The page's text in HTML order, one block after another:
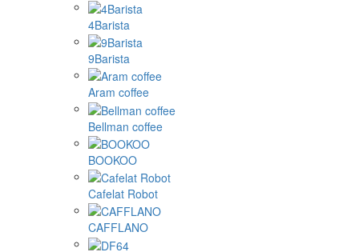
4Barista
9Barista
Aram coffee
Bellman coffee
BOOKOO
Cafelat Robot
CAFFLANO